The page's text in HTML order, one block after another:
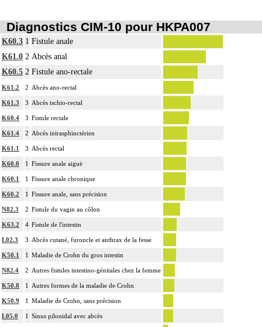
Diagnostics CIM-10 pour HKPA007
K60.3 1 Fistule anale
K61.0 2 Abcès anal
K60.5 2 Fistule ano-rectale
K61.2 2 Abcès ano-rectal
K61.3 3 Abcès ischio-rectal
K60.4 3 Fistule rectale
K61.4 2 Abcès intrasphinctérien
K61.1 3 Abcès rectal
K60.0 1 Fissure anale aiguë
K60.1 1 Fissure anale chronique
K60.2 1 Fissure anale, sans précision
N82.3 2 Fistule du vagin au côlon
K63.2 4 Fistule de l'intestin
L02.3 3 Abcès cutané, furoncle et anthrax de la fesse
K50.1 1 Maladie de Crohn du gros intestin
N82.4 2 Autres fistules intestino-génitales chez la femme
K50.8 1 Autres formes de la maladie de Crohn
K50.9 1 Maladie de Crohn, sans précision
L05.0 1 Sinus pilonidal avec abcès